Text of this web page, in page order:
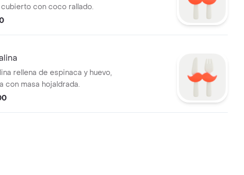
con coco rallado.
rellena de espinaca y huevo,
con masa hojaldrada.